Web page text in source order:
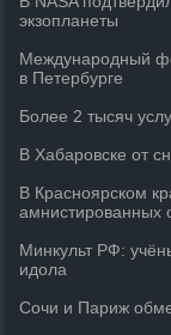
экзопланеты
Международный
в Петербурге
Более 2 тысяч
В Хабаровске от
В Красноярском
амнистированных
Минкульт РФ:
идола
Сочи и Париж